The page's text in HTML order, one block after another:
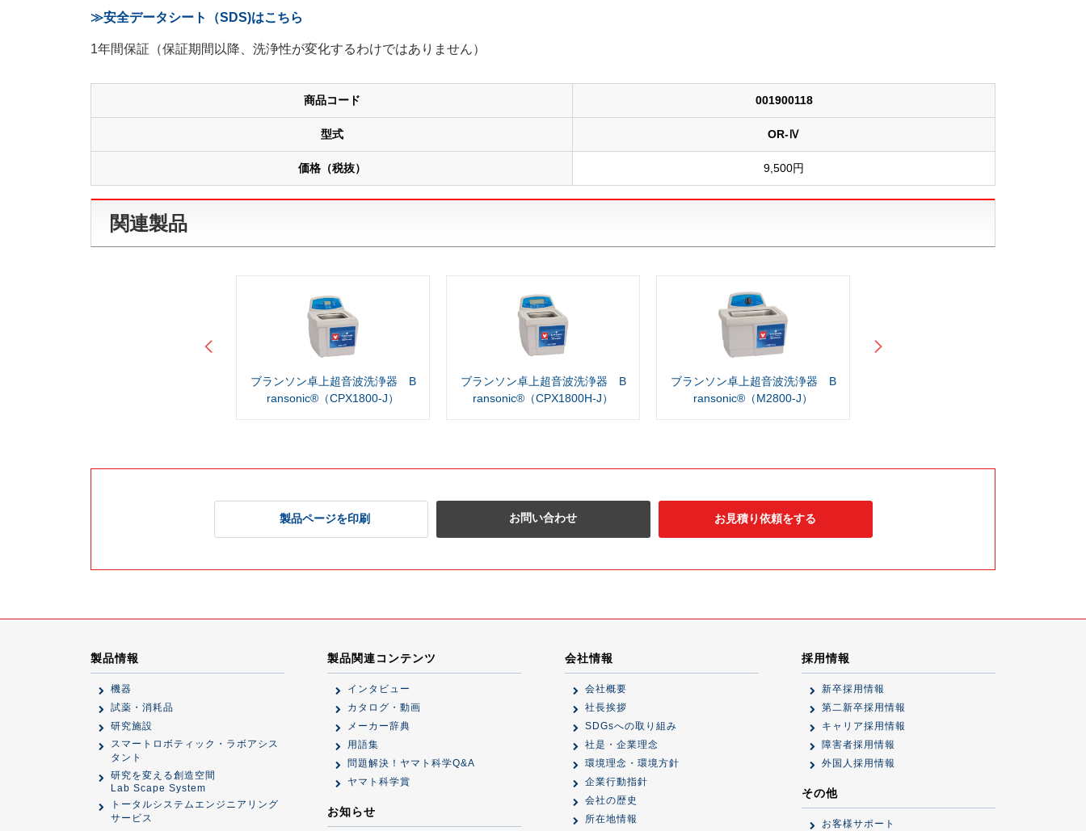
≫安全データシート（SDS)はこちら
1年間保証（保証期間以降、洗浄性が変化するわけではありません）
商品コード 001900118
型式 OR-Ⅳ
価格（税抜） 9,500円
関連製品
ブランソン卓上超音波洗浄器 B
ransonic®（CPX1800-J）
ブランソン卓上超音波洗浄器 B
ransonic®（CPX1800H-J）
ブランソン卓上超音波洗浄器 B
ransonic®（M2800-J）
製品ページを印刷 お問い合わせ お見積り依頼をする
製品情報
機器
試薬・消耗品
研究施設
スマートロボティック・ラボアシス
タント
研究を変える創造空間
Lab Scape System
トータルシステムエンジニアリング
サービス
製品関連コンテンツ
インタビュー
カタログ・動画
メーカー辞典
用語集
問題解決！ヤマト科学Q&A
ヤマト科学賞
お知らせ
会社情報
会社概要
社長挨拶
SDGsへの取り組み
社是・企業理念
環境理念・環境方針
企業行動指針
会社の歴史
所在地情報
採用情報
新卒採用情報
第二新卒採用情報
キャリア採用情報
障害者採用情報
外国人採用情報
その他
お客様サポート